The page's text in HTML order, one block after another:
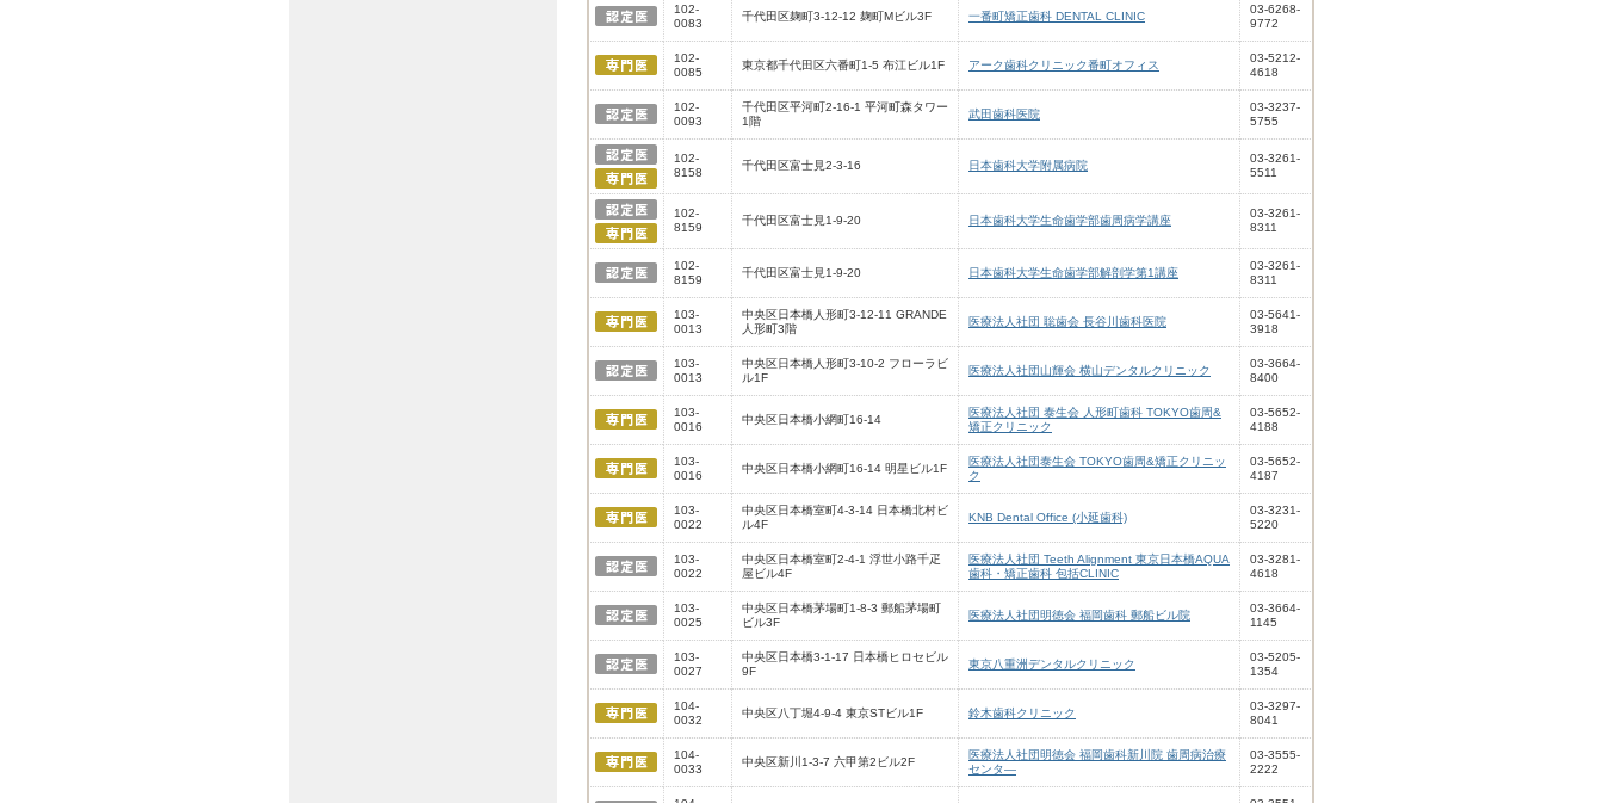
102-
0083
千代田区麹町3-12-12 麹町Mビル3F 一番町矯正歯科 DENTAL CLINIC
03-6268-
9772
102-
0085
東京都千代田区六番町1-5 布江ビル1F アーク歯科クリニック番町オフィス
03-5212-
4618
102-
0093
千代田区平河町2-16-1 平河町森タワー
1階
武田歯科医院
03-3237-
5755
102-
8158
千代田区富士見2-3-16 日本歯科大学附属病院
03-3261-
5511
102-
8159
千代田区富士見1-9-20 日本歯科大学生命歯学部歯周病学講座
03-3261-
8311
102-
8159
千代田区富士見1-9-20 日本歯科大学生命歯学部解剖学第1講座
03-3261-
8311
103-
0013
中央区日本橋人形町3-12-11 GRANDE
人形町3階
医療法人社団 聡歯会 長谷川歯科医院
03-5641-
3918
103-
0013
中央区日本橋人形町3-10-2 フローラビ
ル1F
医療法人社団山輝会 横山デンタルクリニック
03-3664-
8400
103-
0016
中央区日本橋小網町16-14
医療法人社団 泰生会 人形町歯科 TOKYO歯周&
矯正クリニック
03-5652-
4188
103-
0016
中央区日本橋小網町16-14 明星ビル1F
医療法人社団泰生会 TOKYO歯周&矯正クリニッ
ク
03-5652-
4187
103-
0022
中央区日本橋室町4-3-14 日本橋北村ビ
ル4F
KNB Dental Office (小延歯科)
03-3231-
5220
103-
0022
中央区日本橋室町2-4-1 浮世小路千疋
屋ビル4F
医療法人社団 Teeth Alignment 東京日本橋AQUA
歯科・矯正歯科 包括CLINIC
03-3281-
4618
103-
0025
中央区日本橋茅場町1-8-3 郵船茅場町
ビル3F
医療法人社団明徳会 福岡歯科 郵船ビル院
03-3664-
1145
103-
0027
中央区日本橋3-1-17 日本橋ヒロセビル
9F
東京八重洲デンタルクリニック
03-5205-
1354
104-
0032
中央区八丁堀4-9-4 東京STビル1F 鈴木歯科クリニック
03-3297-
8041
104-
0033
中央区新川1-3-7 六甲第2ビル2F
医療法人社団明徳会 福岡歯科新川院 歯周病治療
センタ―
03-3555-
2222